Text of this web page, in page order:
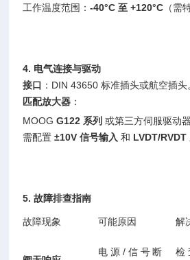
工作温度范围：-40°C 至 +120°C （需
4. 电气连接与驱动
接口 ：DIN 43650 标准插头或航空插头
匹配放大器 ：
MOOGG122 系列 或第三方伺服驱动器
需配置±10V 信号输入 和 LVDT/RVDT
5. 故障排查指南
故障现象 可能原因 解
电源/信号断
检